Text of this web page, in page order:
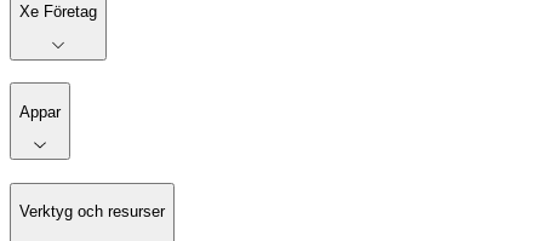
Xe Företag
Appar
Verktyg och resurser